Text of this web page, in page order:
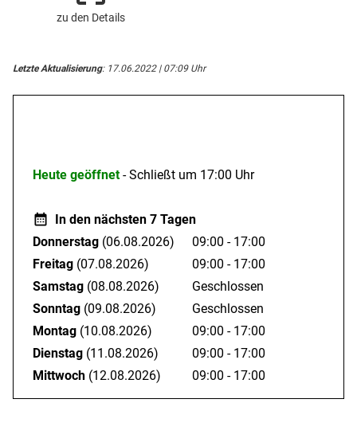
zu den Details
Letzte Aktualisierung: 17.06.2022 | 07:09 Uhr
Heute geöffnet- Schließt um 17:00 Uhr
In den nächsten 7 Tagen
Donnerstag (06.08.2026)
09:00 - 17:00
Freitag (07.08.2026)
09:00 - 17:00
Samstag (08.08.2026)
Geschlossen
Sonntag (09.08.2026)
Geschlossen
Montag (10.08.2026)
09:00 - 17:00
Dienstag (11.08.2026)
09:00 - 17:00
Mittwoch (12.08.2026) 09:00 - 17:00